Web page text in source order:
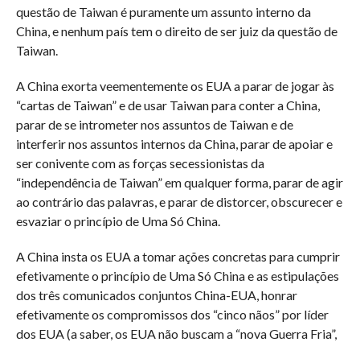
questão de Taiwan é puramente um assunto interno da
China, e nenhum país tem o direito de ser juiz da questão de
Taiwan.
A China exorta veementemente os EUA a parar de jogar às
“cartas de Taiwan” e de usar Taiwan para conter a China,
parar de se intrometer nos assuntos de Taiwan e de
interferir nos assuntos internos da China, parar de apoiar e
ser conivente com as forças secessionistas da
“independência de Taiwan” em qualquer forma, parar de agir
ao contrário das palavras, e parar de distorcer, obscurecer e
esvaziar o princípio de Uma Só China.
A China insta os EUA a tomar ações concretas para cumprir
efetivamente o princípio de Uma Só China e as estipulações
dos três comunicados conjuntos China-EUA, honrar
efetivamente os compromissos dos “cinco nãos” por líder
dos EUA (a saber, os EUA não buscam a “nova Guerra Fria”,